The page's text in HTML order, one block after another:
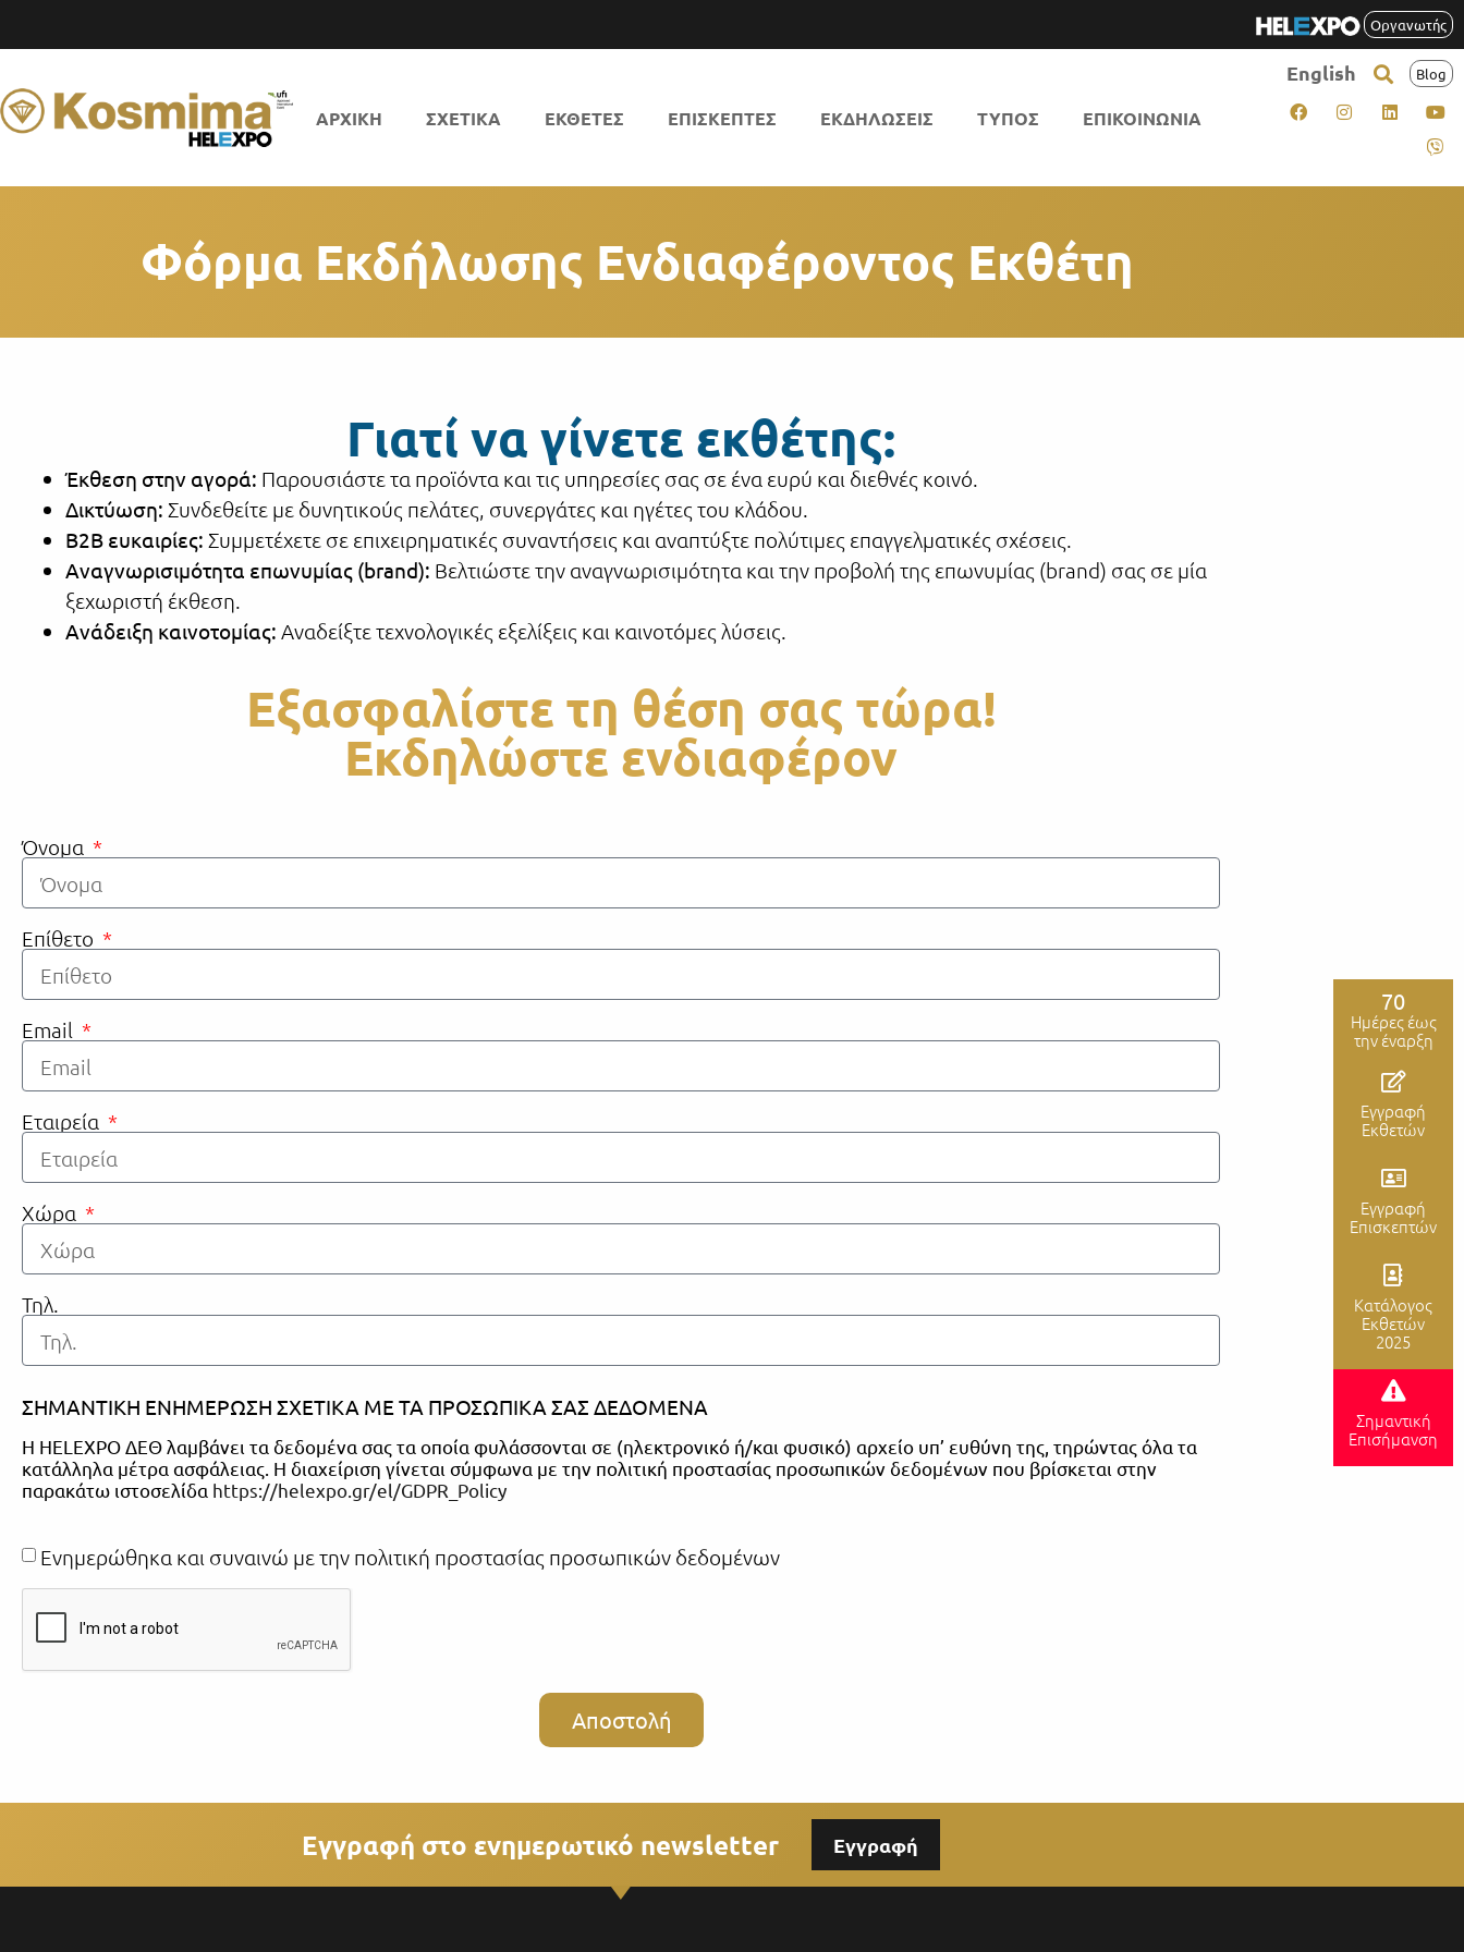
Οργανωτής
ΑΡΧΙΚΗ ΣΧΕΤΙΚΑ ΕΚΘΕΤΕΣ ΕΠΙΣΚΕΠΤΕΣ ΕΚΔΗΛΩΣΕΙΣ ΤΥΠΟΣ ΕΠΙΚΟΙΝΩΝΙΑ
English Blog
Φόρμα Εκδήλωσης Ενδιαφέροντος Εκθέτη
Γιατί να γίνετε εκθέτης:
Έκθεση στην αγορά: Παρουσιάστε τα προϊόντα και τις υπηρεσίες σας σε ένα ευρύ και διεθνές κοινό.
Δικτύωση: Συνδεθείτε με δυνητικούς πελάτες, συνεργάτες και ηγέτες του κλάδου.
Β2Β ευκαιρίες: Συμμετέχετε σε επιχειρηματικές συναντήσεις και αναπτύξτε πολύτιμες επαγγελματικές σχέσεις.
Αναγνωρισιμότητα επωνυμίας (brand): Βελτιώστε την αναγνωρισιμότητα και την προβολή της επωνυμίας (brand) σας σε μία
ξεχωριστή έκθεση.
Ανάδειξη καινοτομίας: Αναδείξτε τεχνολογικές εξελίξεις και καινοτόμες λύσεις.
Εξασφαλίστε τη θέση σας τώρα!
Εκδηλώστε ενδιαφέρον
Όνομα
Επίθετο
Email
Εταιρεία
Χώρα
Τηλ.
ΣΗΜΑΝΤΙΚΗ ΕΝΗΜΕΡΩΣΗ ΣΧΕΤΙΚΑ ΜΕ ΤΑ ΠΡΟΣΩΠΙΚΑ ΣΑΣ ΔΕΔΟΜΕΝΑ
Η HELEXPO ΔΕΘ λαμβάνει τα δεδομένα σας τα οποία φυλάσσονται σε (ηλεκτρονικό ή/και φυσικό) αρχείο υπ’ ευθύνη της, τηρώντας όλα τα
κατάλληλα μέτρα ασφάλειας. Η διαχείριση γίνεται σύμφωνα με την πολιτική προστασίας προσωπικών δεδομένων που βρίσκεται στην
παρακάτω ιστοσελίδα https://helexpo.gr/el/GDPR_Policy
Ενημερώθηκα και συναινώ με την πολιτική προστασίας προσωπικών δεδομένων
Αποστολή
Εγγραφή στο ενημερωτικό newsletter Εγγραφή
70
Ημέρες έως
την έναρξη
Εγγραφή
Εκθετών
Εγγραφή
Επισκεπτών
Κατάλογος
Εκθετών
2025
Σημαντική
Επισήμανση